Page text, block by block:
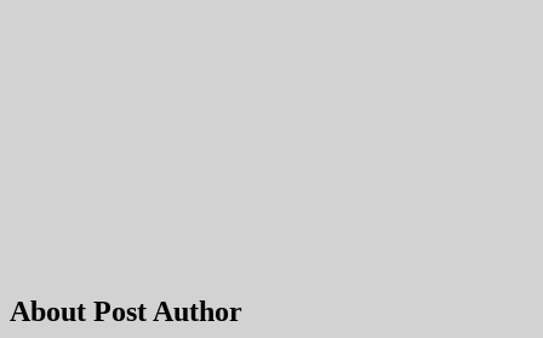
About Post Author